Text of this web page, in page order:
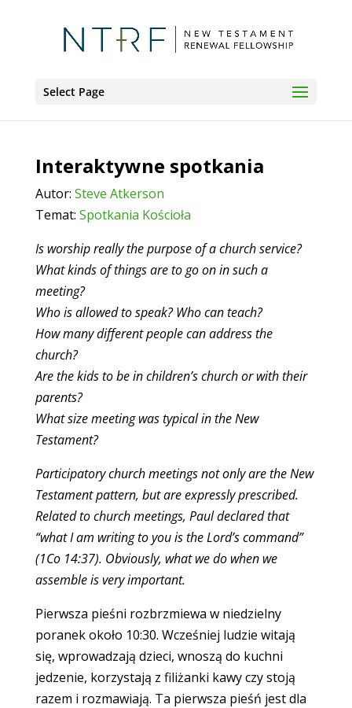
Select Page
Interaktywne spotkania
Autor: Steve Atkerson
Temat: Spotkania Kościoła
Is worship really the purpose of a church service?
What kinds of things are to go on in such a
meeting?
Who is allowed to speak? Who can teach?
How many different people can address the
church?
Are the kids to be in children’s church or with their
parents?
What size meeting was typical in the New
Testament?
Participatory church meetings not only are the New
Testament pattern, but are expressly prescribed.
Related to church meetings, Paul declared that
“what I am writing to you is the Lord’s command”
(1Co 14:37). Obviously, what we do when we
assemble is very important.
Pierwsza pieśni rozbrzmiewa w niedzielny
poranek około 10:30. Wcześniej ludzie witają
się, wprowadzają dzieci, wnoszą do kuchni
jedzenie, korzystają z filiżanki kawy czy stoją
razem i rozmawiają. Ta pierwsza pieśń jest dla